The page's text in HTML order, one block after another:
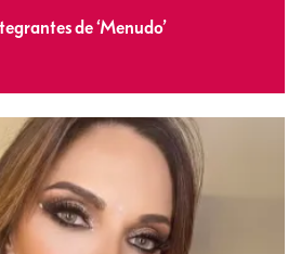
de ‘Menudo’